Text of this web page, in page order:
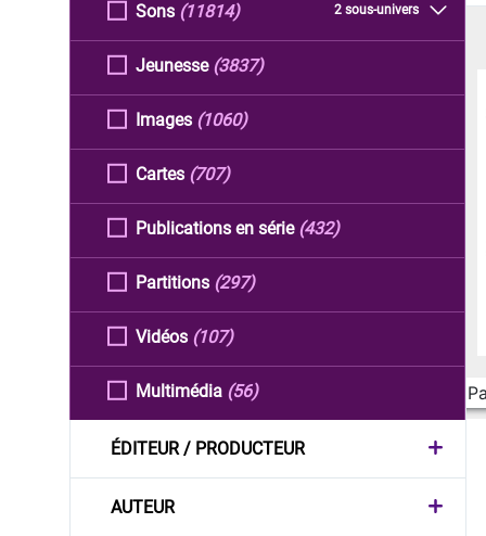
Sons 2 sous-univers
(11814)
Jeunesse (3837)
Images (1060)
Cartes (707)
Publications en série (432)
Partitions (297)
Vidéos (107)
Multimédia (56)
ÉDITEUR / PRODUCTEUR
AUTEUR